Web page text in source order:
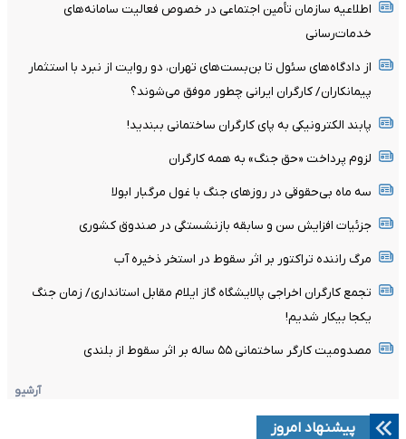
اطلاعیه سازمان تأمین اجتماعی در خصوص فعالیت سامانه‌های
خدمات‌رسانی
از دادگاه‌های سئول تا بن‌بست‌های تهران، دو روایت از نبرد با استثمار
پیمانکاران/ کارگران ایرانی چطور موفق می‌شوند؟
پابند الکترونیکی به پای کارگران ساختمانی ببندید!
لزوم پرداخت «حق جنگ» به همه کارگران
سه ماه بی‌حقوقی در روزهای جنگ با غول مرگبار ابولا
جزئیات افزایش سن و سابقه بازنشستگی در صندوق کشوری
مرگ راننده تراکتور بر اثر سقوط در استخر ذخیره آب
تجمع کارگران اخراجی پالایشگاه گاز ایلام مقابل استانداری/ زمان جنگ
یکجا بیکار شدیم!
مصدومیت کارگر ساختمانی ۵۵ ساله بر اثر سقوط از بلندی
آرشیو
پیشنهاد امروز